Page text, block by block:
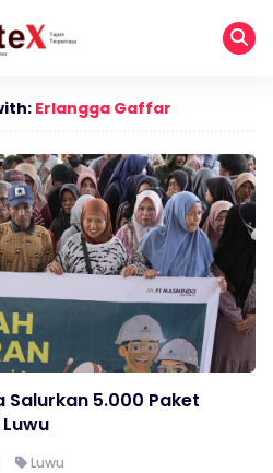
Erlangga Gaffar
Salurkan 5.000 Paket
Luwu